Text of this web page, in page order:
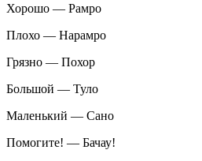
Хорошо — Рамро
Плохо — Нарамро
Грязно — Похор
Большой — Туло
Маленький — Сано
Помогите! — Бачау!